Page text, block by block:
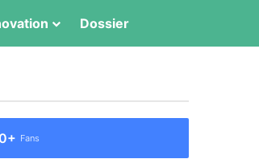
Dossier
Fans